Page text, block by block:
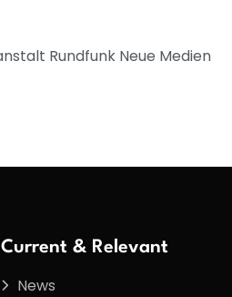
Current & Relevant
News